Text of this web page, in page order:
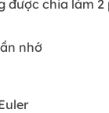
được chia làm 2
nhớ